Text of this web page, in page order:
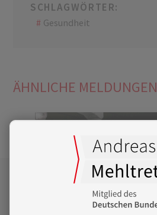
SCHLAGWÖRTER:
Gesundheit
ÄHNLICHE MELDUNGEN